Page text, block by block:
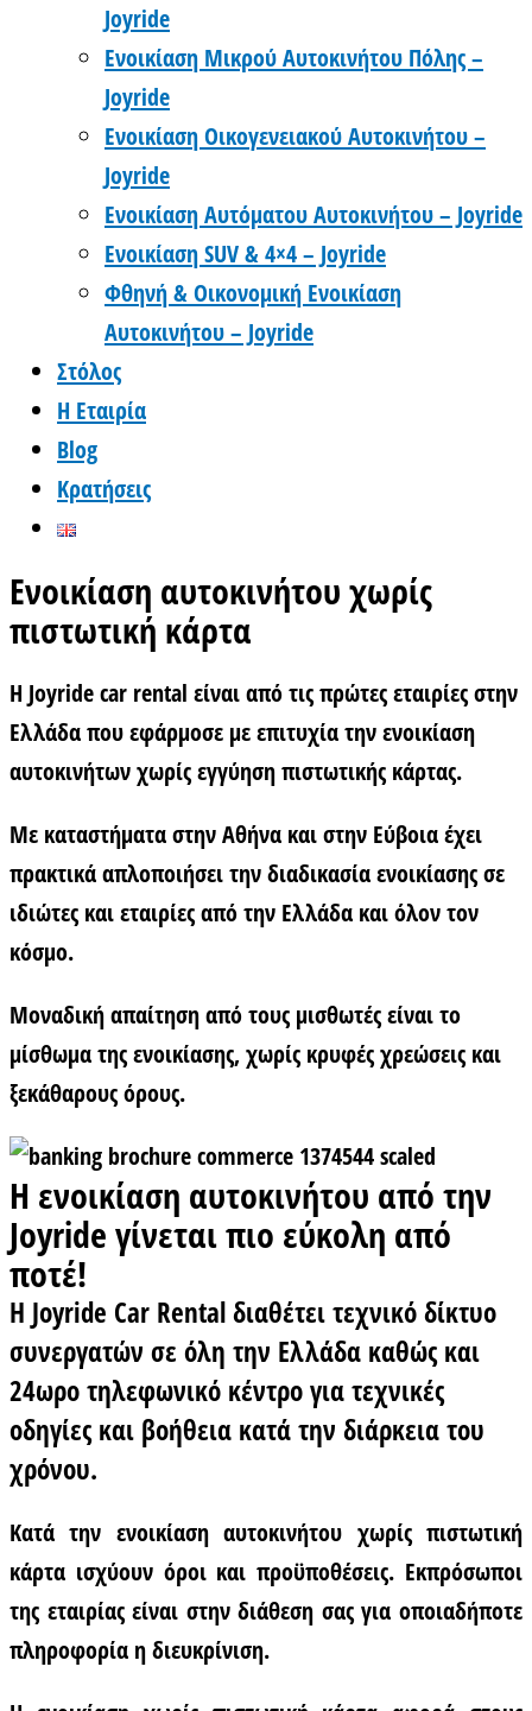
Joyride
Ενοικίαση Μικρού Αυτοκινήτου Πόλης –
Joyride
Ενοικίαση Οικογενειακού Αυτοκινήτου –
Joyride
Ενοικίαση Αυτόματου Αυτοκινήτου – Joyride
Ενοικίαση SUV & 4×4 – Joyride
Φθηνή & Οικονομική Ενοικίαση
Αυτοκινήτου – Joyride
Στόλος
Η Εταιρία
Blog
Κρατήσεις
Ενοικίαση αυτοκινήτου χωρίς
πιστωτική κάρτα
Η Joyride car rental είναι από τις πρώτες εταιρίες στην
Ελλάδα που εφάρμοσε με επιτυχία τηνενοικίαση
αυτοκινήτων χωρίς εγγύηση πιστωτικής κάρτας.
Με καταστήματα στην Αθήνα και στην Εύβοια έχει
πρακτικά απλοποιήσει την διαδικασία ενοικίασης σε
ιδιώτες και εταιρίες από την Ελλάδα και όλον τον
κόσμο.
Μοναδική απαίτηση από τους μισθωτές είναι το
μίσθωμα της ενοικίασης, χωρίς κρυφές χρεώσεις και
ξεκάθαρους όρους.
Η ενοικίαση αυτοκινήτου από την
Joyride γίνεται πιο εύκολη από
ποτέ!
Η Joyride Car Rental διαθέτει τεχνικό δίκτυο
συνεργατών σε όλη την Ελλάδα καθώς και
24ωρο τηλεφωνικό κέντρο για τεχνικές
οδηγίες και βοήθεια κατά την διάρκεια του
χρόνου.
Κατά την ενοικίαση αυτοκινήτου χωρίς πιστωτική
κάρτα ισχύουν όροι και προϋποθέσεις. Εκπρόσωποι
της εταιρίας είναι στην διάθεση σας για οποιαδήποτε
πληροφορία η διευκρίνιση.